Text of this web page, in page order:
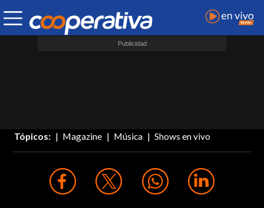
Tópicos: Magazine Música Shows en vivo